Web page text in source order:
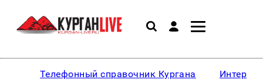
Телефонный справочник Кургана